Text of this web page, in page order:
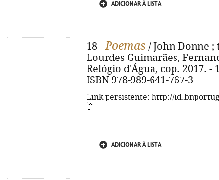
ADICIONAR À LISTA
18 -Poemas / John Donne ;
Lourdes Guimarães,
Relógio d'Água, cop. 2017. -
ISBN 978-989-641-767-3
Link persistente: http://
ADICIONAR À LISTA